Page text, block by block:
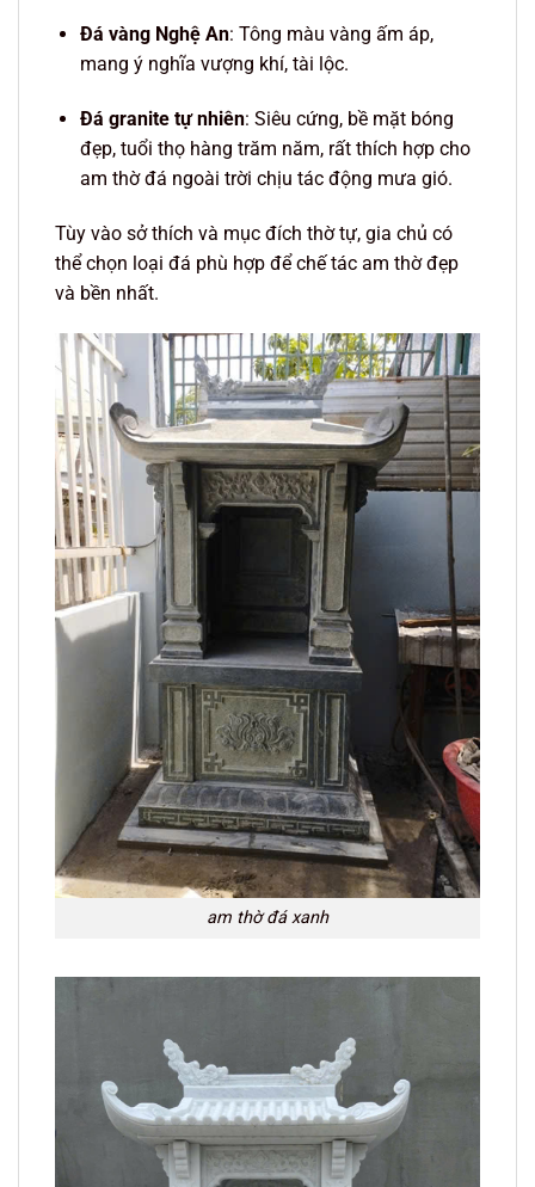
Đá vàng Nghệ An: Tông màu vàng ấm áp,
mang ý nghĩa vượng khí, tài lộc.
Đá granite tự nhiên: Siêu cứng, bề mặt bóng
đẹp, tuổi thọ hàng trăm năm, rất thích hợp cho
am thờ đá ngoài trời chịu tác động mưa gió.
Tùy vào sở thích và mục đích thờ tự, gia chủ có
thể chọn loại đá phù hợp để chế tác am thờ đẹp
và bền nhất.
am thờ đá xanh